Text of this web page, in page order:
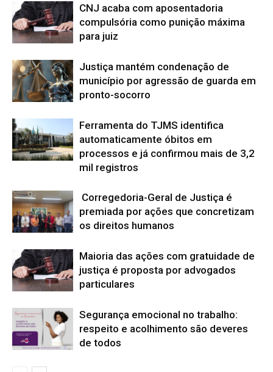
CNJ acaba com aposentadoria
compulsória como punição máxima
para juiz
Justiça mantém condenação de
município por agressão de guarda em
pronto-socorro
Ferramenta do TJMS identifica
automaticamente óbitos em
processos e já confirmou mais de 3,2
mil registros
Corregedoria-Geral de Justiça é
premiada por ações que concretizam
os direitos humanos
Maioria das ações com gratuidade de
justiça é proposta por advogados
particulares
Segurança emocional no trabalho:
respeito e acolhimento são deveres
de todos